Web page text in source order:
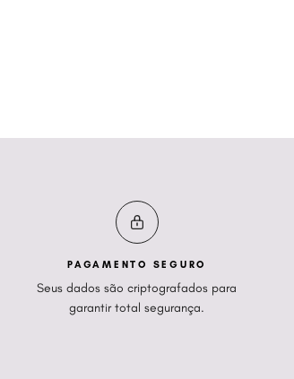
PAGAMENTO SEGURO
Seus dados são criptografados para
garantir total segurança.